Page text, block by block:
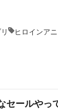
ヒロインア
セールや